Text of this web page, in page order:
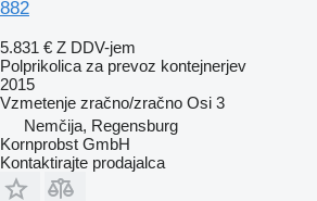
882
5.831 € Z DDV-jem
Polprikolica za prevoz kontejnerjev
2015
Vzmetenje zračno/zračno Osi 3
Nemčija, Regensburg
Kornprobst GmbH
Kontaktirajte prodajalca